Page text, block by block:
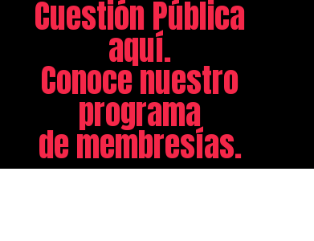
Cuestión Pública
aquí.
Conoce nuestro
programa
de membresías.